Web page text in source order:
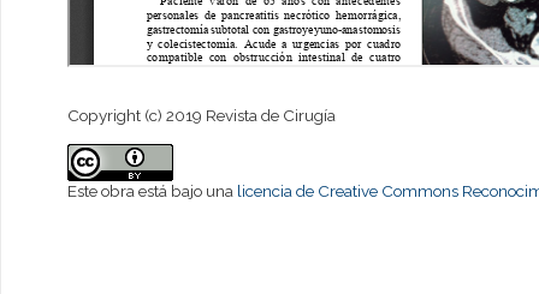
Copyright (c) 2019 Revista de Cirugía
Este obra está bajo una licencia de Creative Commons